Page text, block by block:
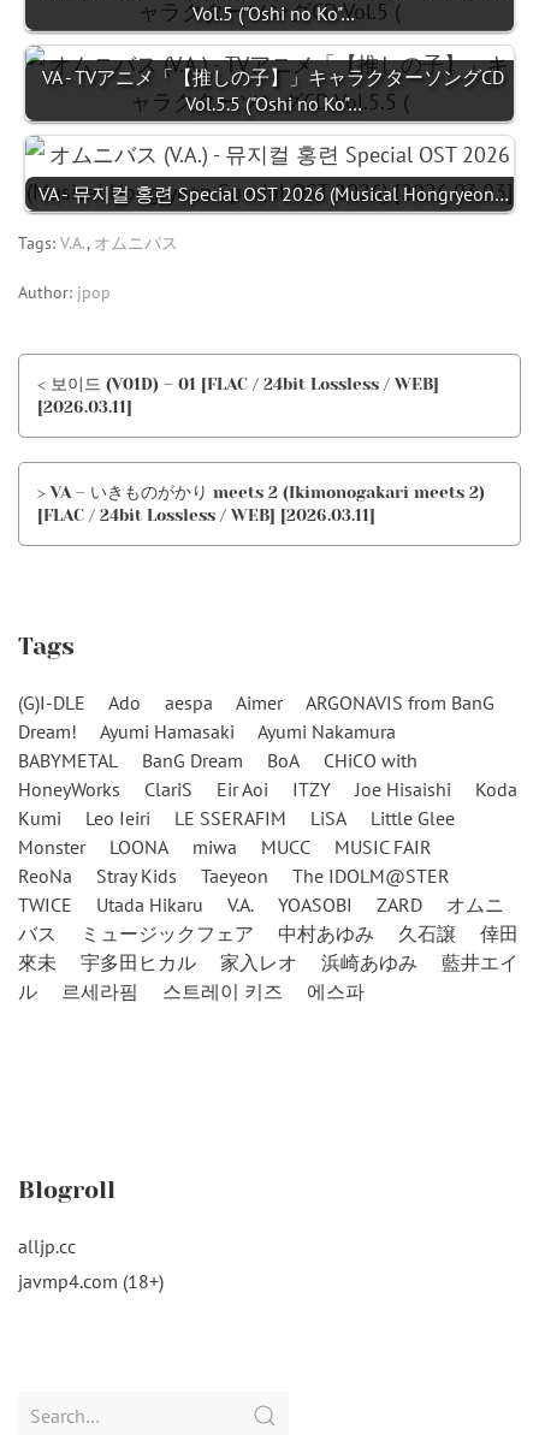
Vol.5 ("Oshi no Ko"…
VA - TVアニメ「【推しの子】」キャラクターソングCD
Vol.5.5 ("Oshi no Ko"…
VA - 뮤지컬 홍련 Special OST 2026 (Musical Hongryeon…
Tags: V.A., オムニバス
Author: jpop
< 보이드 (V01D) – 01 [FLAC / 24bit Lossless / WEB]
[2026.03.11]
> VA – いきものがかり meets 2 (Ikimonogakari meets 2)
[FLAC / 24bit Lossless / WEB] [2026.03.11]
Tags
(G)I-DLE Ado aespa Aimer
ARGONAVIS from BanG
Dream!
Ayumi Hamasaki
Ayumi Nakamura
BABYMETAL
BanG Dream BoA
CHiCO with
HoneyWorks
ClariS Eir Aoi ITZY Joe Hisaishi
Koda
Kumi
Leo Ieiri LE SSERAFIM LiSA
Little Glee
Monster
LOONA miwa MUCC
MUSIC FAIR
ReoNa
Stray Kids Taeyeon
The IDOLM@STER
TWICE
Utada Hikaru V.A. YOASOBI ZARD
オムニ
バス
ミュージックフェア 中村あゆみ 久石譲
倖田
來未
宇多田ヒカル 家入レオ 浜崎あゆみ
藍井エイ
ル
르세라핌 스트레이 키즈 에스파
Blogroll
alljp.cc
javmp4.com (18+)
Search